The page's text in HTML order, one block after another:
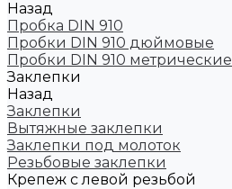
Назад
Пробка DIN 910
Пробки DIN 910 дюймовые
Пробки DIN 910 метрические
Заклепки
Назад
Заклепки
Вытяжные заклепки
Заклепки под молоток
Резьбовые заклепки
Крепеж с левой резьбой